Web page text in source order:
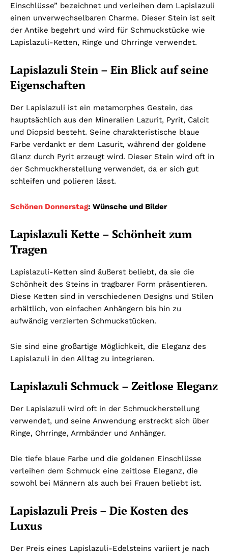
Einschlüsse” bezeichnet und verleihen dem Lapislazuli
einen unverwechselbaren Charme. Dieser Stein ist seit
der Antike begehrt und wird für Schmuckstücke wie
Lapislazuli-Ketten, Ringe und Ohrringe verwendet.
Lapislazuli Stein – Ein Blick auf seine
Eigenschaften
Der Lapislazuli ist ein metamorphes Gestein, das
hauptsächlich aus den Mineralien Lazurit, Pyrit, Calcit
und Diopsid besteht. Seine charakteristische blaue
Farbe verdankt er dem Lasurit, während der goldene
Glanz durch Pyrit erzeugt wird. Dieser Stein wird oft in
der Schmuckherstellung verwendet, da er sich gut
schleifen und polieren lässt.
Schönen Donnerstag: Wünsche und Bilder
Lapislazuli Kette – Schönheit zum
Tragen
Lapislazuli-Ketten sind äußerst beliebt, da sie die
Schönheit des Steins in tragbarer Form präsentieren.
Diese Ketten sind in verschiedenen Designs und Stilen
erhältlich, von einfachen Anhängern bis hin zu
aufwändig verzierten Schmuckstücken.
Sie sind eine großartige Möglichkeit, die Eleganz des
Lapislazuli in den Alltag zu integrieren.
Lapislazuli Schmuck – Zeitlose Eleganz
Der Lapislazuli wird oft in der Schmuckherstellung
verwendet, und seine Anwendung erstreckt sich über
Ringe, Ohrringe, Armbänder und Anhänger.
Die tiefe blaue Farbe und die goldenen Einschlüsse
verleihen dem Schmuck eine zeitlose Eleganz, die
sowohl bei Männern als auch bei Frauen beliebt ist.
Lapislazuli Preis – Die Kosten des
Luxus
Der Preis eines Lapislazuli-Edelsteins variiert je nach